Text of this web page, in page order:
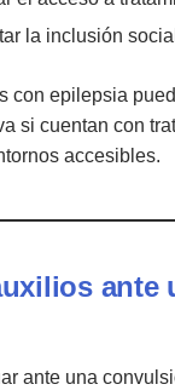
la inclusión
con epilepsia
si cuentan con
accesibles.
ante
ante una